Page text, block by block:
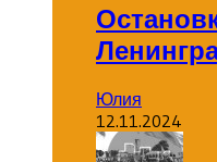
Юлия
12.11.2024